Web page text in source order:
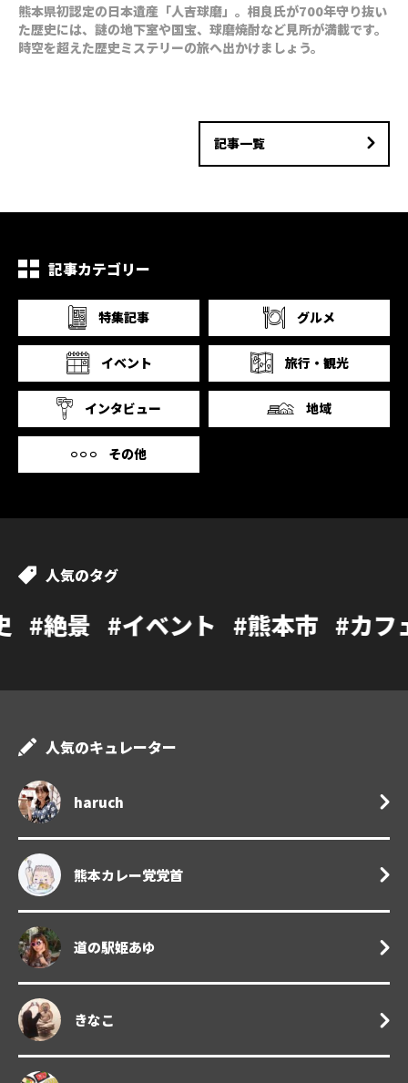
熊本県初認定の日本遺産「人吉球磨」。相良氏が700年守り抜い
た歴史には、謎の地下室や国宝、球磨焼酎など見所が満載です。
時空を超えた歴史ミステリーの旅へ出かけましょう。
記事一覧
記事カテゴリー
特集記事 グルメ
イベント 旅行・観光
インタビュー 地域
その他
人気のタグ
ベント #熊本市 #カフェ #温泉 #
人気のキュレーター
haruch
熊本カレー党党首
道の駅姫あゆ
きなこ